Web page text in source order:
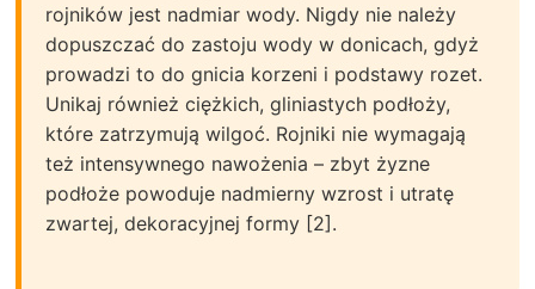
rojników jest nadmiar wody. Nigdy nie należy
dopuszczać do zastoju wody w donicach, gdyż
prowadzi to do gnicia korzeni i podstawy rozet.
Unikaj również ciężkich, gliniastych podłoży,
które zatrzymują wilgoć. Rojniki nie wymagają
też intensywnego nawożenia – zbyt żyzne
podłoże powoduje nadmierny wzrost i utratę
zwartej, dekoracyjnej formy [2].